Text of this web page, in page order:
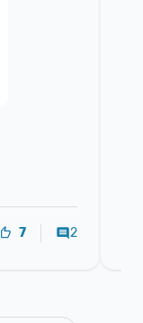
7 2